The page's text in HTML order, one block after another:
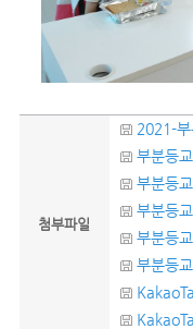
첨부파일
2021-
부분등
부분등
부분등
부분등
부분등